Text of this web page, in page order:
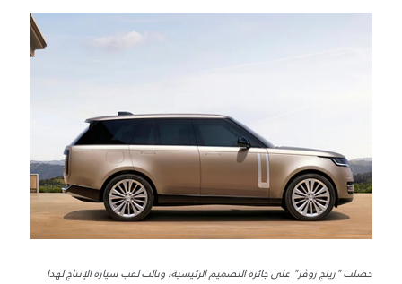
حصلت "رينج روڤر" على جائزة التصميم الرئيسية، ونالت لقب سيارة الإنتاج لهذا